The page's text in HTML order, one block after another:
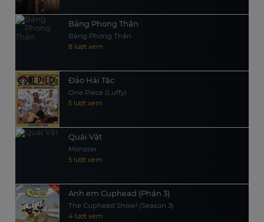
Bảng Phong Thần
Bảng Phong Thần
8 lượt xem
Đảo Hải Tặc
One Piece (Luffy)
5 lượt xem
Quái Vật
Monster
5 lượt xem
Anh em Cuphead (Phần 3)
The Cuphead Show! (Season 3)
4 lượt xem